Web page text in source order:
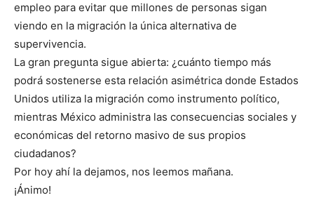
empleo para evitar que millones de personas sigan
viendo en la migración la única alternativa de
supervivencia.
La gran pregunta sigue abierta: ¿cuánto tiempo más
podrá sostenerse esta relación asimétrica donde Estados
Unidos utiliza la migración como instrumento político,
mientras México administra las consecuencias sociales y
económicas del retorno masivo de sus propios
ciudadanos?
Por hoy ahí la dejamos, nos leemos mañana.
¡Ánimo!